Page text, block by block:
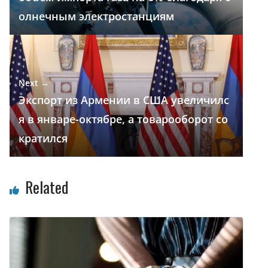
т
ь
олнечным электростанциям
Next →
Экспорт из Армении в США увеличилс
я в январе-октябре, а товарооборот со
кратился
Related